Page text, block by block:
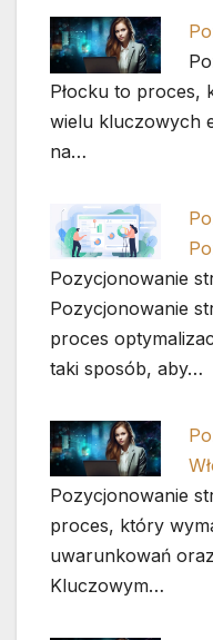
Płocku to proces,
wielu kluczowych
na…
Pozycjonowanie
Pozycjonowanie
proces
taki sposób, aby…
Pozycjonowanie
proces, który
uwarunkowań
Kluczowym…